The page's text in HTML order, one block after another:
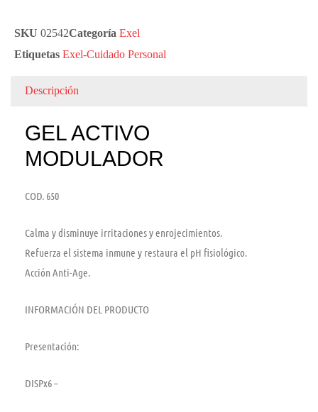
SKU 02542Categoría Exel
Etiquetas Exel-Cuidado Personal
Descripción
GEL ACTIVO
MODULADOR
COD. 650
Calma y disminuye irritaciones y enrojecimientos.
Refuerza el sistema inmune y restaura el pH fisiológico.
Acción Anti-Age.
INFORMACIÓN DEL PRODUCTO
Presentación:
DISPx6 –